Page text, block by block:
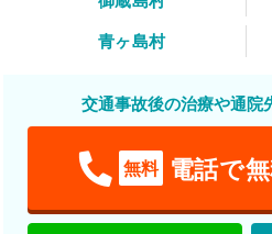
青ヶ島村
交通事故後の治療や通院
無料 電話で